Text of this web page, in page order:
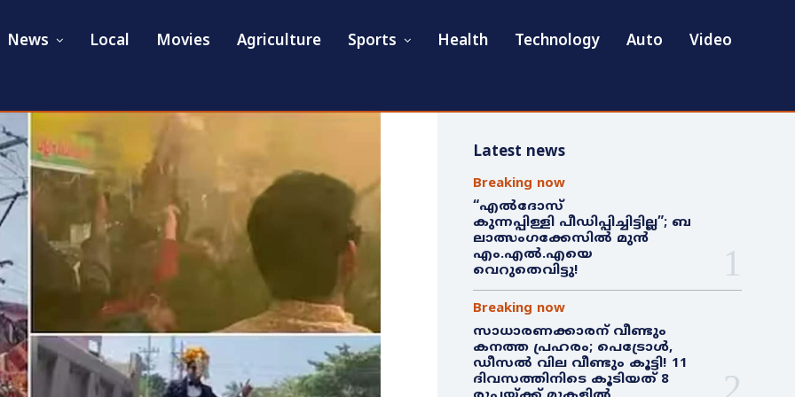
News Local Movies Agriculture Sports Health Technology Auto Video
Latest news
Breaking now
“എൽദോസ്
കുന്നപ്പിള്ളി പീഡിപ്പിച്ചിട്ടില്ല”; ബ
ലാത്സംഗക്കേസിൽ മുൻ
എം.എൽ.എയെ
വെറുതെവിട്ടു!
Breaking now
സാധാരണക്കാരന് വീണ്ടും
കനത്ത പ്രഹരം; പെട്രോൾ,
ഡീസൽ വില വീണ്ടും കൂട്ടി! 11
ദിവസത്തിനിടെ കൂടിയത് 8